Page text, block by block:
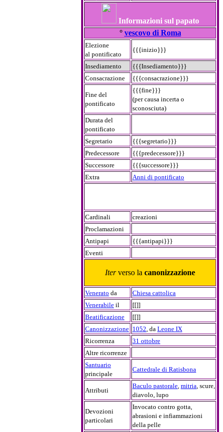
Informazioni sul papato
° vescovo di Roma
Elezione
al pontificato
{{{inizio}}}
Insediamento
{{{Insediamento}}}
Consacrazione
{{{consacrazione}}}
Fine del
pontificato
{{{fine}}}
(per causa incerta o
sconosciuta)
Durata del
pontificato
Segretario
{{{segretario}}}
Predecessore
{{{predecessore}}}
Successore
{{{successore}}}
Extra
Anni di pontificato
Cardinali
creazioni
Proclamazioni
Antipapi
{{{antipapi}}}
Eventi
Iterverso la canonizzazione
Venerato da
Chiesa cattolica
Venerabile il
[[]]
Beatificazione
[[]]
Canonizzazione 1052 , da Leone IX
Ricorrenza
31 ottobre
Altre ricorrenze
Santuario
principale
Cattedrale di Ratisbona
Attributi
Baculo pastorale mitria , scure,
diavolo, lupo
Devozioni
particolari
Invocato contro gotta,
abrasioni e infiammazioni
della pelle